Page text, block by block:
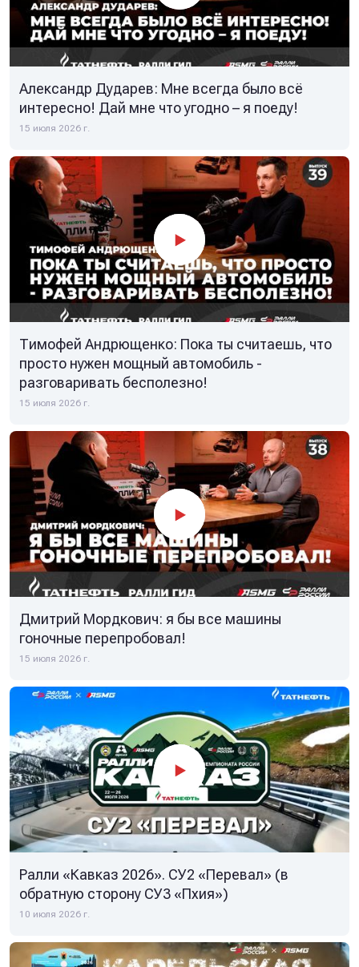
Александр Дударев: Мне всегда было всё
интересно! Дай мне что угодно – я поеду!
15 июля 2026 г.
Тимофей Андрющенко: Пока ты считаешь, что
просто нужен мощный автомобиль -
разговаривать бесполезно!
15 июля 2026 г.
Дмитрий Мордкович: я бы все машины
гоночные перепробовал!
15 июля 2026 г.
Ралли «Кавказ 2026». СУ2 «Перевал» (в
обратную сторону СУ3 «Пхия»)
10 июля 2026 г.